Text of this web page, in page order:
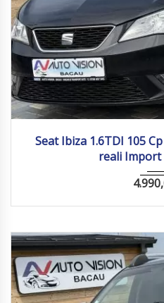
Seat Ibiza 1.6TDI 105
reali Import